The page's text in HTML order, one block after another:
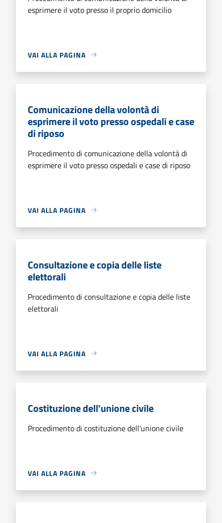
esprimere il voto presso il proprio domicilio
VAI ALLA PAGINA
Comunicazione della volontà di
esprimere il voto presso ospedali e case
di riposo
Procedimento di comunicazione della volontà di
esprimere il voto presso ospedali e case di riposo
VAI ALLA PAGINA
Consultazione e copia delle liste
elettorali
Procedimento di consultazione e copia delle liste
elettorali
VAI ALLA PAGINA
Costituzione dell'unione civile
Procedimento di costituzione dell'unione civile
VAI ALLA PAGINA